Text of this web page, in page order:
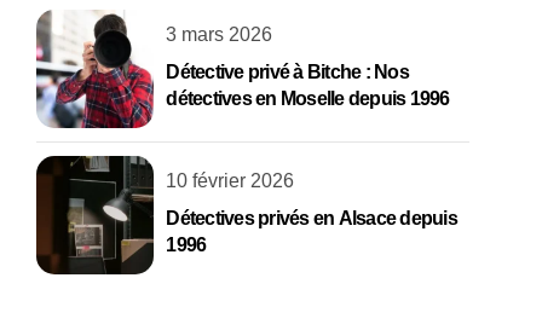
3 mars 2026
Détective privé à Bitche : Nos
détectives en Moselle depuis 1996
10 février 2026
Détectives privés en Alsace depuis
1996